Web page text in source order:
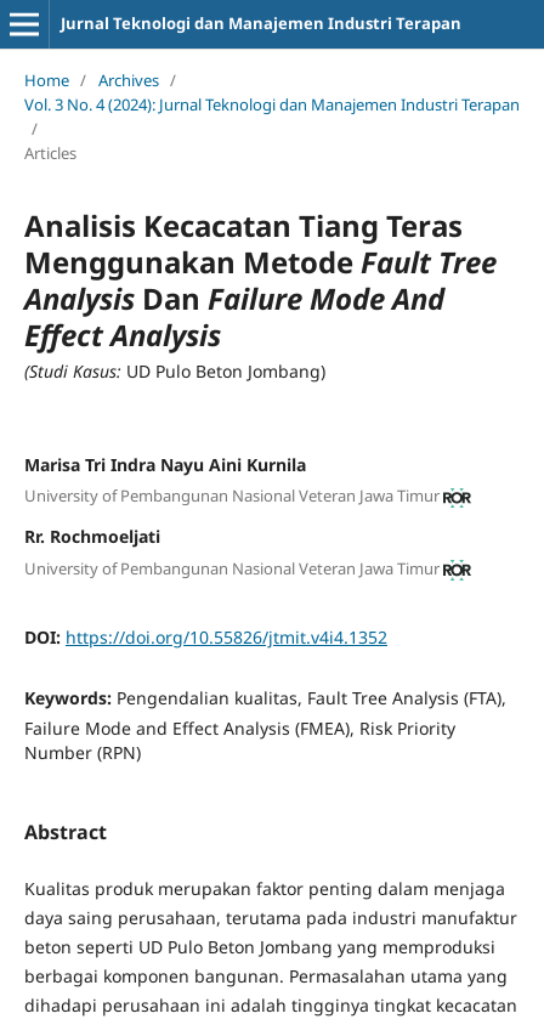
Jurnal Teknologi dan Manajemen Industri Terapan
Home / Archives /
Vol. 3 No. 4 (2024): Jurnal Teknologi dan Manajemen Industri Terapan
/
Articles
Analisis Kecacatan Tiang Teras
Menggunakan MetodeFault Tree
Analysis Dan Failure Mode And
Effect Analysis
(Studi Kasus: UD Pulo Beton Jombang)
Marisa Tri Indra Nayu Aini Kurnila
University of Pembangunan Nasional Veteran Jawa Timur
Rr. Rochmoeljati
University of Pembangunan Nasional Veteran Jawa Timur
DOI: https://doi.org/10.55826/jtmit.v4i4.1352
Keywords: Pengendalian kualitas, Fault Tree Analysis (FTA),
Failure Mode and Effect Analysis (FMEA), Risk Priority
Number (RPN)
Abstract
Kualitas produk merupakan faktor penting dalam menjaga
daya saing perusahaan, terutama pada industri manufaktur
beton seperti UD Pulo Beton Jombang yang memproduksi
berbagai komponen bangunan. Permasalahan utama yang
dihadapi perusahaan ini adalah tingginya tingkat kecacatan